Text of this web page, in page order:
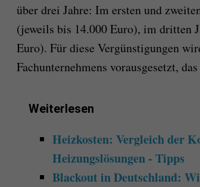
über drei Jahre: Im ersten und
(jeweils bis 14.000 Euro), im dritten
Euro). Für diese Vergünstigungen
Fachunternehmens vorausgesetzt,
Weiterlesen
Heizkosten: Vergleich der
Heizungslösungen - Tipps
Blackout in Deutschland: